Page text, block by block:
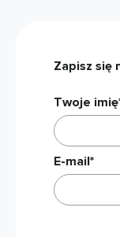
Zapisz się
Twoje
E-mail*